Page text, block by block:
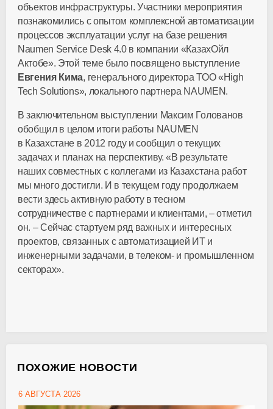
объектов инфраструктуры. Участники мероприятия
познакомились с опытом комплексной автоматизации
процессов эксплуатации услуг на базе решения
Naumen Service Desk 4.0 в компании «КазахОйл
Актобе». Этой теме было посвящено выступление
Евгения Кима, генерального директора ТОО «High
Tech Solutions», локального партнера NAUMEN.
В заключительном выступлении Максим Голованов
обобщил в целом итоги работы NAUMEN
в Казахстане в 2012 году и сообщил о текущих
задачах и планах на перспективу. «В результате
наших совместных с коллегами из Казахстана работ
мы много достигли. И в текущем году продолжаем
вести здесь активную работу в тесном
сотрудничестве с партнерами и клиентами, – отметил
он. – Сейчас стартуем ряд важных и интересных
проектов, связанных с автоматизацией ИТ и
инженерными задачами, в телеком- и промышленном
секторах».
ПОХОЖИЕ НОВОСТИ
6 АВГУСТА 2026